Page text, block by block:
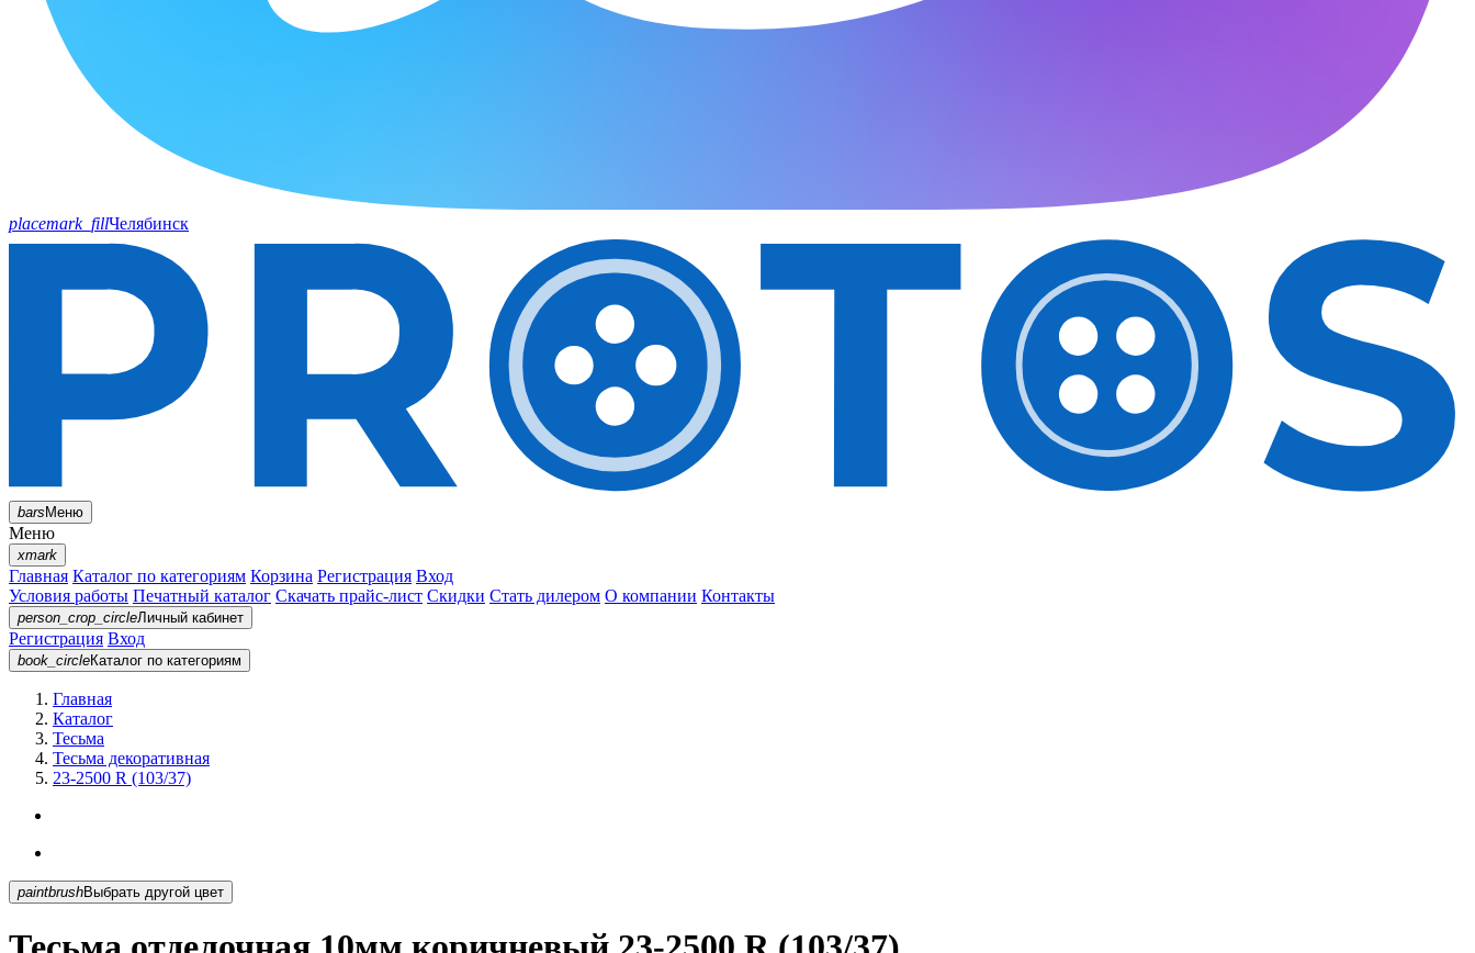
placemark_fillЧелябинск
barsМеню
Меню
xmark
Главная Каталог по категориям Корзина Регистрация Вход
Условия работы Печатный каталог Скачать прайс-лист Скидки Стать дилером О компании Контакты
person_crop_circleЛичный кабинет
Регистрация Вход
book_circleКаталог по категориям
Главная
Каталог
Тесьма
Тесьма декоративная
23-2500 R (103/37)
paintbrush Выбрать другой цвет